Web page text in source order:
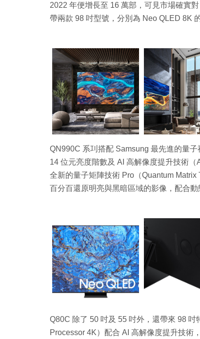
2022 年便增長至 16 萬部，可見市場確實
帶兩款 98 吋型號，分別為 Neo QLED 8K
QN990C 系㓚搭配 Samsung 最先進的量
14 位元亮度階數及 AI 高解像度提升技術
全新的量子矩陣技術 Pro（Quantum
百分百還原明亮與黑暗區域的影像，配合
Q80C 除了 50 吋及 55 吋外，還帶來 98 吋
Processor 4K）配合 AI 高解像度提升技術